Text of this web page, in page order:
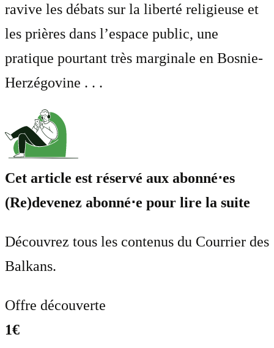
ravive les débats sur la liberté religieuse et
les prières dans l’espace public, une
pratique pourtant très marginale en Bosnie-
Herzégovine . . .
Cet article est réservé aux abonné⋅es
(Re)devenez abonné⋅e pour lire la suite
Découvrez tous les contenus du Courrier des
Balkans.
Offre découverte
1€